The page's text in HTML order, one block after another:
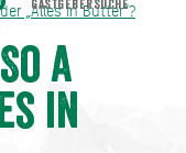
„Alles in Butter“?
a
in
„Alles in Butter“?
GASTGEBERSUCHE